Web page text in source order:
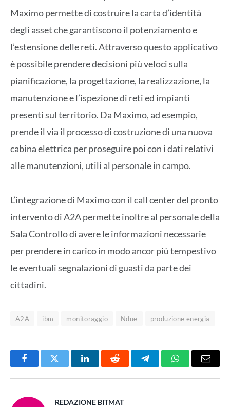
Maximo permette di costruire la carta d’identità
degli asset che garantiscono il potenziamento e
l’estensione delle reti. Attraverso questo applicativo
è possibile prendere decisioni più veloci sulla
pianificazione, la progettazione, la realizzazione, la
manutenzione e l’ispezione di reti ed impianti
presenti sul territorio. Da Maximo, ad esempio,
prende il via il processo di costruzione di una nuova
cabina elettrica per proseguire poi con i dati relativi
alle manutenzioni, utili al personale in campo.
L’integrazione di Maximo con il call center del pronto
intervento di A2A permette inoltre al personale della
Sala Controllo di avere le informazioni necessarie
per prendere in carico in modo ancor più tempestivo
le eventuali segnalazioni di guasti da parte dei
cittadini.
A2A ibm monitoraggio Ndue produzione energia
FacebookTwitter LinkedInReddit TelegramWhatsAppEmail
REDAZIONE BITMAT